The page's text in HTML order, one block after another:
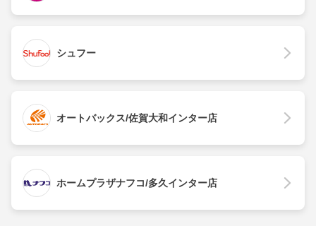
シュフー
オートバックス/佐賀大和インター店
ホームプラザナフコ/多久インター店